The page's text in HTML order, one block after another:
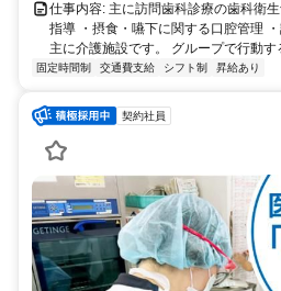
仕事内容: 主に訪問歯科診療の歯科衛
指導 ・摂食・嚥下に関する口腔管理
主に介護施設です。 グループで行動す
固定時間制 交通費支給 シフト制 昇給あり
契約社員